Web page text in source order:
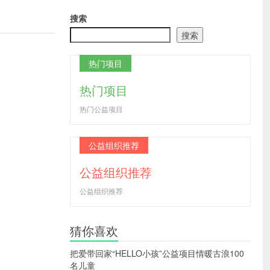
搜索
搜索
热门项目
热门项目
热门公益项目
公益组织推荐
公益组织推荐
公益组织推荐
猜你喜欢
把爱带回家“HELLO小孩”公益项目情暖古浪100
名儿童